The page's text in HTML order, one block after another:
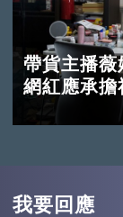
帶貨主播
網紅應承擔
我要回應